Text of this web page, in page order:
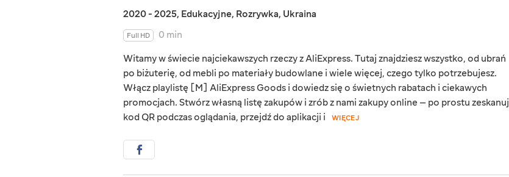
2020 - 2025, Edukacyjne, Rozrywka, Ukraina
Full HD
0 min
Witamy w świecie najciekawszych rzeczy z AliExpress. Tutaj znajdziesz wszystko, od ubrań
po biżuterię, od mebli po materiały budowlane i wiele więcej, czego tylko potrzebujesz.
Włącz playlistę [M] AliExpress Goods i dowiedz się o świetnych rabatach i ciekawych
promocjach. Stwórz własną listę zakupów i zrób z nami zakupy online — po prostu zeskanuj
kod QR podczas oglądania, przejdź do aplikacji i
WIĘCEJ